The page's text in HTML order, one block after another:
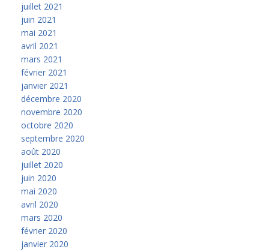
juillet 2021
juin 2021
mai 2021
avril 2021
mars 2021
février 2021
janvier 2021
décembre 2020
novembre 2020
octobre 2020
septembre 2020
août 2020
juillet 2020
juin 2020
mai 2020
avril 2020
mars 2020
février 2020
janvier 2020